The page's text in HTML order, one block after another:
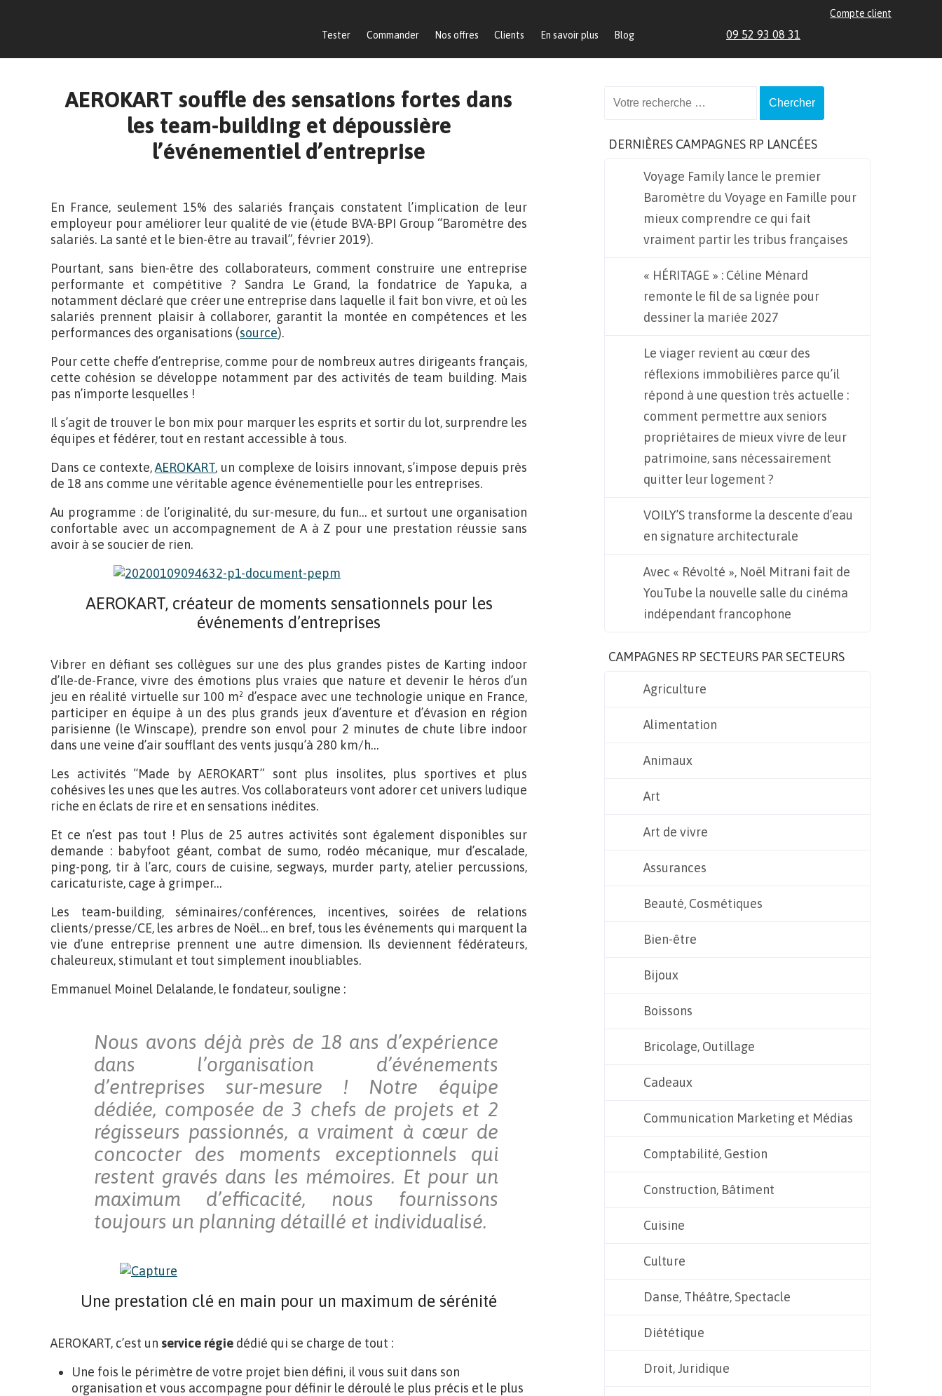
Tester Commander Nos offres Clients En savoir plus Blog
Compte client
09 52 93 08 31
AEROKART souffle des sensations fortes dans
les team-building et dépoussière
l’événementiel d’entreprise
En France, seulement 15% des salariés français constatent l’implication de leur
employeur pour améliorer leur qualité de vie (étude BVA-BPI Group “Baromètre des
salariés. La santé et le bien-être au travail”, février 2019).
Pourtant, sans bien-être des collaborateurs, comment construire une entreprise
performante et compétitive ? Sandra Le Grand, la fondatrice de Yapuka, a
notamment déclaré que créer une entreprise dans laquelle il fait bon vivre, et où les
salariés prennent plaisir à collaborer, garantit la montée en compétences et les
performances des organisations (source).
Pour cette cheffe d’entreprise, comme pour de nombreux autres dirigeants français,
cette cohésion se développe notamment par des activités de team building. Mais
pas n’importe lesquelles !
Il s’agit de trouver le bon mix pour marquer les esprits et sortir du lot, surprendre les
équipes et fédérer, tout en restant accessible à tous.
Dans ce contexte,AEROKART, un complexe de loisirs innovant, s’impose depuis près
de 18 ans comme une véritable agence événementielle pour les entreprises.
Au programme : de l’originalité, du sur-mesure, du fun… et surtout une organisation
confortable avec un accompagnement de A à Z pour une prestation réussie sans
avoir à se soucier de rien.
AEROKART, créateur de moments sensationnels pour les
événements d’entreprises
Vibrer en défiant ses collègues sur une des plus grandes pistes de Karting indoor
d’Ile-de-France, vivre des émotions plus vraies que nature et devenir le héros d’un
jeu en réalité virtuelle sur 100 m² d’espace avec une technologie unique en France,
participer en équipe à un des plus grands jeux d’aventure et d’évasion en région
parisienne (le Winscape), prendre son envol pour 2 minutes de chute libre indoor
dans une veine d’air soufflant des vents jusqu’à 280 km/h…
Les activités “Made by AEROKART” sont plus insolites, plus sportives et plus
cohésives les unes que les autres. Vos collaborateurs vont adorer cet univers ludique
riche en éclats de rire et en sensations inédites.
Et ce n’est pas tout ! Plus de 25 autres activités sont également disponibles sur
demande : babyfoot géant, combat de sumo, rodéo mécanique, mur d’escalade,
ping-pong, tir à l’arc, cours de cuisine, segways, murder party, atelier percussions,
caricaturiste, cage à grimper…
Les team-building, séminaires/conférences, incentives, soirées de relations
clients/presse/CE, les arbres de Noël… en bref, tous les événements qui marquent la
vie d’une entreprise prennent une autre dimension. Ils deviennent fédérateurs,
chaleureux, stimulant et tout simplement inoubliables.
Emmanuel Moinel Delalande, le fondateur, souligne :
Nous avons déjà près de 18 ans d’expérience
dans l’organisation d’événements
d’entreprises sur-mesure ! Notre équipe
dédiée, composée de 3 chefs de projets et 2
régisseurs passionnés, a vraiment à cœur de
concocter des moments exceptionnels qui
restent gravés dans les mémoires. Et pour un
maximum d’efficacité, nous fournissons
toujours un planning détaillé et individualisé.
Une prestation clé en main pour un maximum de sérénité
AEROKART, c’est un service régie dédié qui se charge de tout :
Une fois le périmètre de votre projet bien défini, il vous suit dans son
organisation et vous accompagne pour définir le déroulé le plus précis et le plus
DERNIÈRES CAMPAGNES RP LANCÉES
Voyage Family lance le premier
Baromètre du Voyage en Famille pour
mieux comprendre ce qui fait
vraiment partir les tribus françaises
« HÉRITAGE » : Céline Ménard
remonte le fil de sa lignée pour
dessiner la mariée 2027
Le viager revient au cœur des
réflexions immobilières parce qu’il
répond à une question très actuelle :
comment permettre aux seniors
propriétaires de mieux vivre de leur
patrimoine, sans nécessairement
quitter leur logement ?
VOILY’S transforme la descente d’eau
en signature architecturale
Avec « Révolté », Noël Mitrani fait de
YouTube la nouvelle salle du cinéma
indépendant francophone
CAMPAGNES RP SECTEURS PAR SECTEURS
Agriculture
Alimentation
Animaux
Art
Art de vivre
Assurances
Beauté, Cosmétiques
Bien-être
Bijoux
Boissons
Bricolage, Outillage
Cadeaux
Communication Marketing et Médias
Comptabilité, Gestion
Construction, Bâtiment
Cuisine
Culture
Danse, Théâtre, Spectacle
Diététique
Droit, Juridique